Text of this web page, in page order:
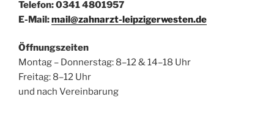
Telefon: 0341 4801957
E-Mail:mail@zahnarzt-leipzigerwesten.de
Öffnungszeiten
Montag – Donnerstag: 8–12 & 14–18 Uhr
Freitag: 8–12 Uhr
und nach Vereinbarung